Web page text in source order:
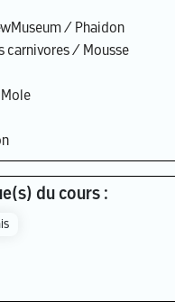
/ Phaidon
carnivores / Mousse
du cours :